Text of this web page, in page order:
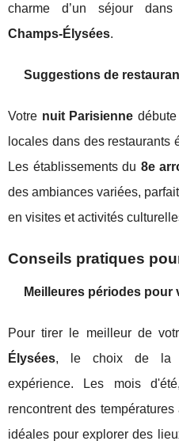
charme d’un séjour
Champs-Élysées.
Suggestions de
Votre nuit Parisienne
locales dans des restaurants
Les établissements du 8e
des ambiances variées,
en visites et activités
Conseils pratiques
Meilleures périodes pour
Pour tirer le meilleur de
Élysées, le choix de la
expérience. Les mois
rencontrent des
idéales pour explorer des